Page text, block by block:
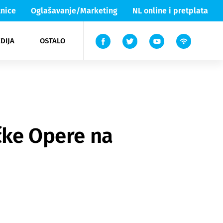
Oglašavanje/Marketing NL online i pretplata
OSTALO
Lika & Senj
TV
Opere na